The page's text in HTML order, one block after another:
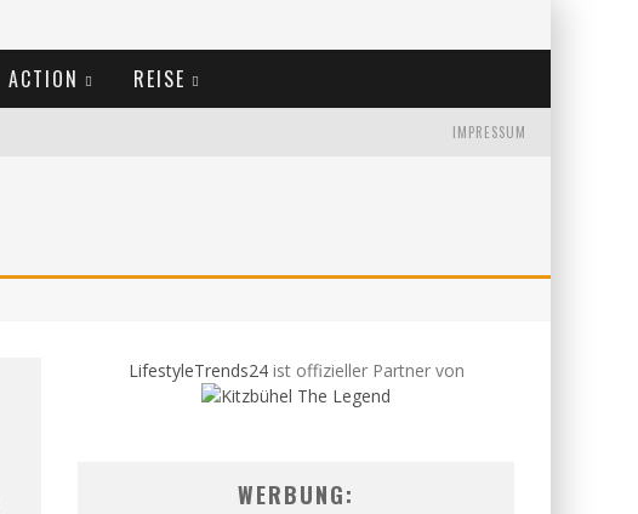
ACTION REISE
IMPRESSUM
LifestyleTrends24ist offizieller Partner von
WERBUNG: